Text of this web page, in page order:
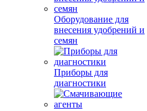
Оборудование для
внесения удобрений и
семян
Приборы для
диагностики